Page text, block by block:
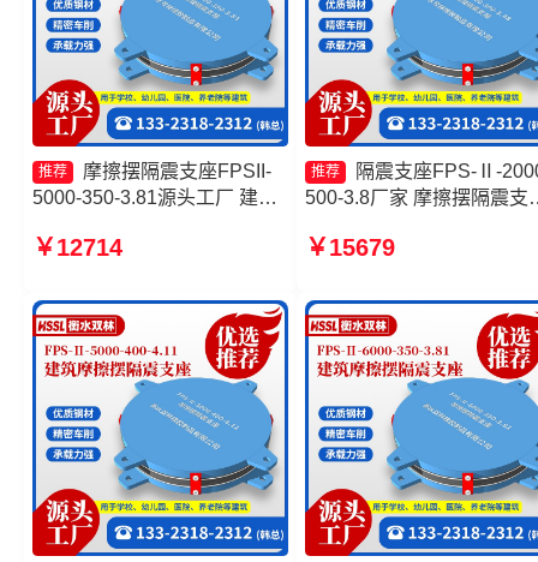
推荐
摩擦摆隔震支座FPSII-
5000-350-3.81源头工厂 建筑
隔震支座FPS-Ⅱ-2000-500-
6000-400-4.11
￥12714
推荐
隔震支座FPS-Ⅱ-
500-3.8厂家 摩擦摆隔震支
擦摆隔震支座FPSII-4000-
FPSII-1000-350-3.81生产
家
￥15679